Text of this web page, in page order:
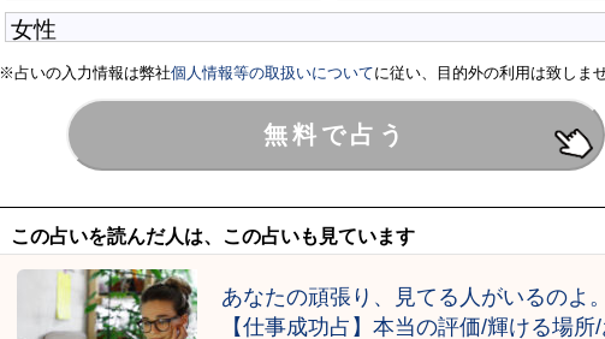
※占いの入力情報は弊社個人情報等の取扱いについてに従い、目的外の利用は致しませ
この占いを読んだ人は、この占いも見ています
あなたの頑張り、見てる人がいるのよ。
【仕事成功占】本当の評価/輝ける場所